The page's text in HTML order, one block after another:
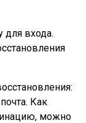
для входа.
Как
можно